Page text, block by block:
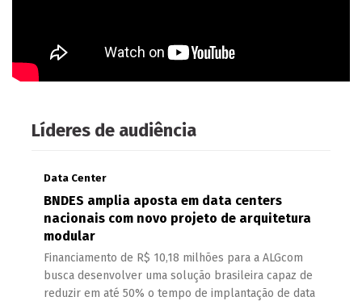
Líderes de audiência
Data Center
BNDES amplia aposta em data centers
nacionais com novo projeto de arquitetura
modular
Financiamento de R$ 10,18 milhões para a ALGcom
busca desenvolver uma solução brasileira capaz de
reduzir em até 50% o tempo de implantação de data